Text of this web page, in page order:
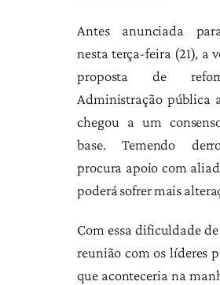
Antes anunciada
nesta terça-feira (21), a
proposta de
Administração pública
chegou a um
base. Temendo
procura apoio com
poderá sofrer mais
Com essa dificuldade
reunião com os líderes
que aconteceria na